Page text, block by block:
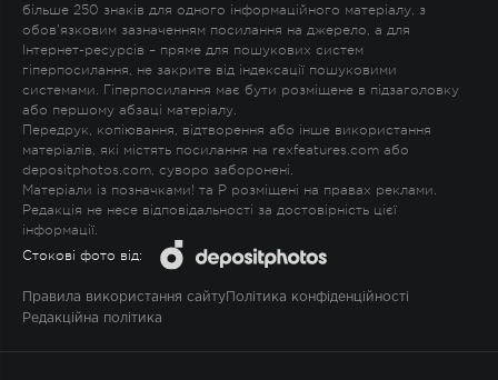
більше 250 знаків для одного інформаційного матеріалу, з
обов'язковим зазначенням посилання на джерело, а для
Інтернет-ресурсів – пряме для пошукових систем
гіперпосилання, не закрите від індексації пошуковими
системами. Гіперпосилання має бути розміщене в підзаголовку
або першому абзаці матеріалу.
Передрук, копіювання, відтворення або інше використання
матеріалів, які містять посилання на rexfeatures.com або
depositphotos.com, суворо заборонені.
Матеріали із позначками! та P розміщені на правах реклами.
Редакція не несе відповідальності за достовірність цієї
інформації.
Стокові фото від:
Правила використання сайту Політика конфіденційності
Редакційна політика